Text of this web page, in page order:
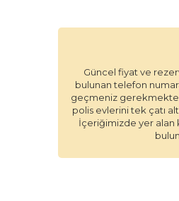
Güncel fiyat ve
bulunan telefon
geçmeniz
polis evlerini tek çatı
İçeriğimizde yer alan